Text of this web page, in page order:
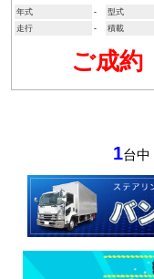
年式 - 型式
走行
- 積載
ご成約
1台中